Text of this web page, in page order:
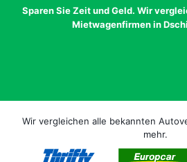
Sparen Sie Zeit und Geld. Wir
Mietwagenfirmen in
Wir vergleichen alle bekannten
mehr.